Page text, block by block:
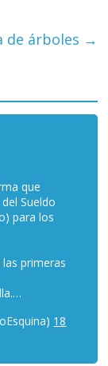
de árboles →
que
Sueldo
para los
primeras
18